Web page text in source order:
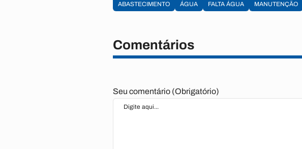
ABASTECIMENTO ÁGUA FALTA ÁGUA MANUTENÇÃO
Comentários
Seu comentário (Obrigatório)